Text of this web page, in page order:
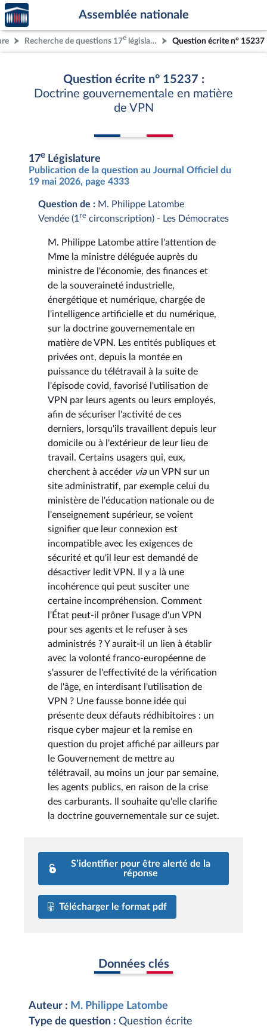
Aller au contenu
Aller en bas de la page
Accèder
à la
page
d'accueil
Assemblée nationale
Recherche de questions 17e législature Question écrite n° 15237
Question écrite n° 15237 :
Doctrine gouvernementale en matière
de VPN
17e Législature
Publication de la question au Journal Officiel du
19 mai 2026, page 4333
Question de : M. Philippe Latombe
Vendée (1 re circonscription) - Les Démocrates
M. Philippe Latombe attire l'attention de
Mme la ministre déléguée auprès du
ministre de l'économie, des finances et
de la souveraineté industrielle,
énergétique et numérique, chargée de
l'intelligence artificielle et du numérique,
sur la doctrine gouvernementale en
matière de VPN. Les entités publiques et
privées ont, depuis la montée en
puissance du télétravail à la suite de
l'épisode covid, favorisé l'utilisation de
VPN par leurs agents ou leurs employés,
afin de sécuriser l'activité de ces
derniers, lorsqu'ils travaillent depuis leur
domicile ou à l'extérieur de leur lieu de
travail. Certains usagers qui, eux,
cherchent à accéder viaun VPN sur un
site administratif, par exemple celui du
ministère de l'éducation nationale ou de
l'enseignement supérieur, se voient
signifier que leur connexion est
incompatible avec les exigences de
sécurité et qu'il leur est demandé de
désactiver ledit VPN. Il y a là une
incohérence qui peut susciter une
certaine incompréhension. Comment
l'État peut-il prôner l'usage d'un VPN
pour ses agents et le refuser à ses
administrés ? Y aurait-il un lien à établir
avec la volonté franco-européenne de
s'assurer de l'effectivité de la vérification
de l'âge, en interdisant l'utilisation de
VPN ? Une fausse bonne idée qui
présente deux défauts rédhibitoires : un
risque cyber majeur et la remise en
question du projet affiché par ailleurs par
le Gouvernement de mettre au
télétravail, au moins un jour par semaine,
les agents publics, en raison de la crise
des carburants. Il souhaite qu'elle clarifie
la doctrine gouvernementale sur ce sujet.
S’identifier pour être alerté de la
réponse
Télécharger le format pdf
Données clés
Auteur : M. Philippe Latombe
Type de question : Question écrite